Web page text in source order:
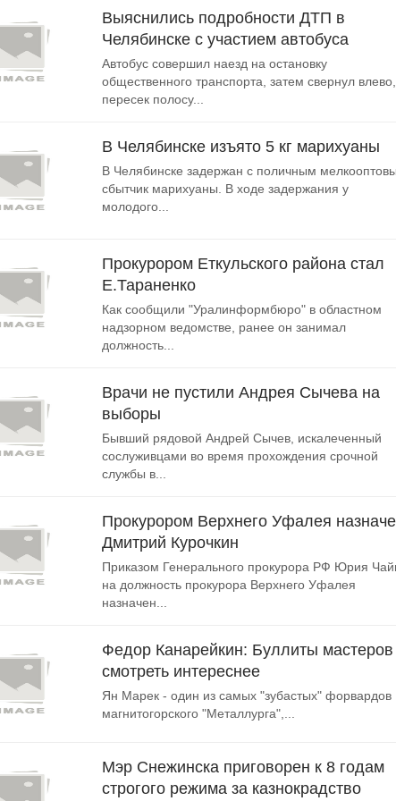
Выяснились подробности ДТП в
Челябинске с участием автобуса
Автобус совершил наезд на остановку
общественного транспорта, затем свернул влево,
пересек полосу...
В Челябинске изъято 5 кг марихуаны
В Челябинске задержан с поличным
сбытчик марихуаны. В ходе задержания у
молодого...
Прокурором Еткульского района стал
Е.Тараненко
Как сообщили "Уралинформбюро" в областном
надзорном ведомстве, ранее он занимал
должность...
Врачи не пустили Андрея Сычева на
выборы
Бывший рядовой Андрей Сычев, искалеченный
сослуживцами во время прохождения срочной
службы в...
Прокурором Верхнего Уфалея
Дмитрий Курочкин
Приказом Генерального прокурора РФ Юрия
на должность прокурора Верхнего Уфалея
назначен...
Федор Канарейкин: Буллиты мастеров
смотреть интереснее
Ян Марек - один из самых "зубастых" форвардов
магнитогорского "Металлурга",...
Мэр Снежинска приговорен к 8 годам
строгого режима за казнокрадство